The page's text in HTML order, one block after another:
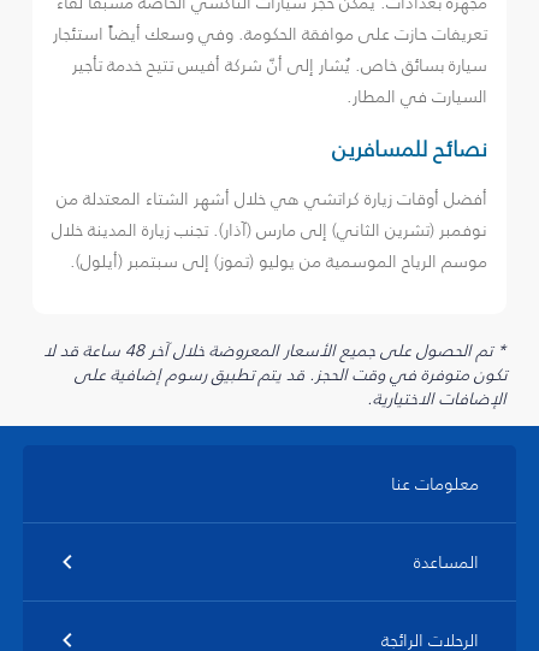
تعريفات حازت على موافقة الحكومة. وفي وسعك أيضاً استئجار
سيارة بسائق خاص. يُشار إلى أنّ شركة أفيس تتيح خدمة تأجير
السيارت في المطار.
نصائح للمسافرين
أفضل أوقات زيارة كراتشي هي خلال أشهر الشتاء المعتدلة من
نوفمبر (تشرين الثاني) إلى مارس (آذار). تجنب زيارة المدينة خلال
موسم الرياح الموسمية من يوليو (تموز) إلى سبتمبر (أيلول).
* تم الحصول على جميع الأسعار المعروضة خلال آخر 48 ساعة قد لا
تكون متوفرة في وقت الحجز. قد يتم تطبيق رسوم إضافية على
الإضافات الاختيارية.
معلومات عنا
المساعدة
الرحلات الرائجة